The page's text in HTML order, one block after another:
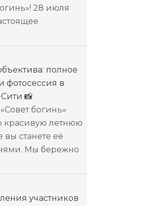
28 июля
полное
фотосессия в
📸
богинь»
красивую летнюю
вы станете её
Мы бережно
участников